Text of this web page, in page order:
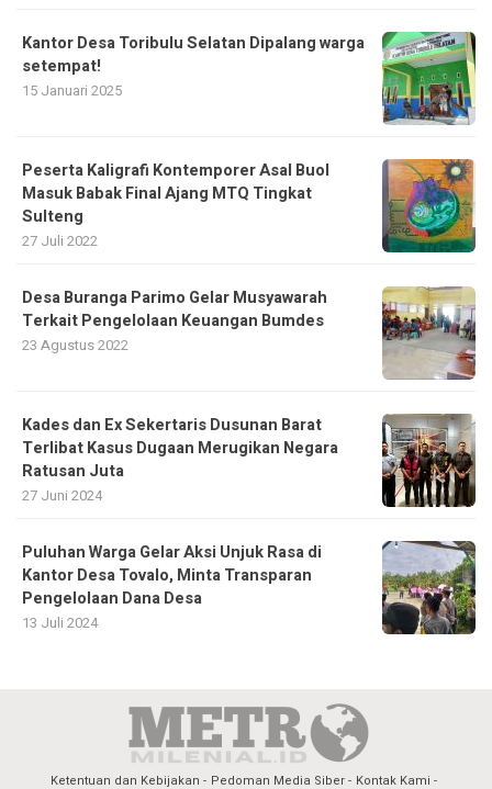
Kantor Desa Toribulu Selatan Dipalang warga
setempat!
15 Januari 2025
Peserta Kaligrafi Kontemporer Asal Buol
Masuk Babak Final Ajang MTQ Tingkat
Sulteng
27 Juli 2022
Desa Buranga Parimo Gelar Musyawarah
Terkait Pengelolaan Keuangan Bumdes
23 Agustus 2022
Kades dan Ex Sekertaris Dusunan Barat
Terlibat Kasus Dugaan Merugikan Negara
Ratusan Juta
27 Juni 2024
Puluhan Warga Gelar Aksi Unjuk Rasa di
Kantor Desa Tovalo, Minta Transparan
Pengelolaan Dana Desa
13 Juli 2024
Ketentuan dan Kebijakan Pedoman Media Siber Kontak Kami